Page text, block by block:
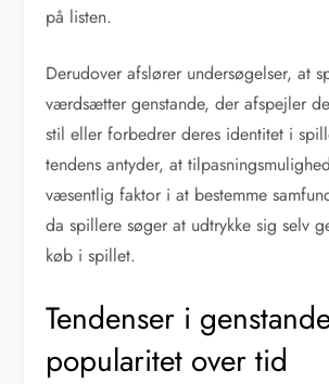
på listen.
Derudover afslører undersøgelser, at
værdsætter genstande, der afspejler
stil eller forbedrer deres identitet i
tendens antyder, at
væsentlig faktor i at bestemme
da spillere søger at udtrykke sig selv
køb i spillet.
Tendenser i
popularitet over tid